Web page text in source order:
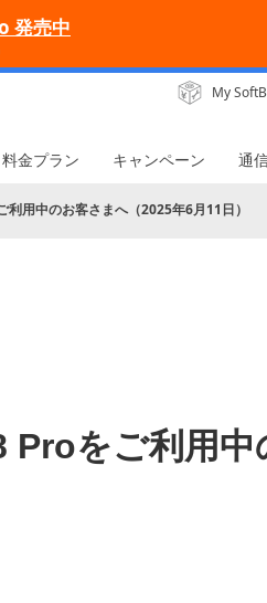
発売中
My
料金プラン キャンペーン 通
用中のお客さまへ（2025年6月11日）
をご利用中